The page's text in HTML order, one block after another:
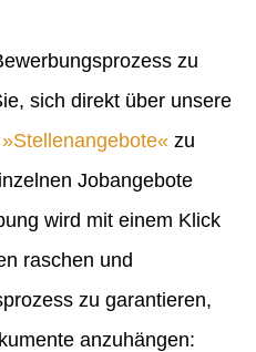
zu
sich direkt über unsere
Stellenangebote
zu
Jobangebote
wird mit einem Klick
raschen und
zu garantieren,
anzuhängen: